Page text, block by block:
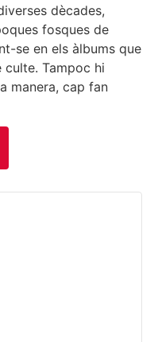
dècades,
fosques de
se en els àlbums que
Tampoc hi
manera, cap fan